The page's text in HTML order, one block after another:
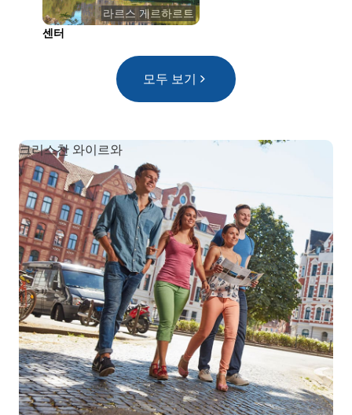
라르스 게르하르트
센터
모두 보기
크리스찬 와이르와